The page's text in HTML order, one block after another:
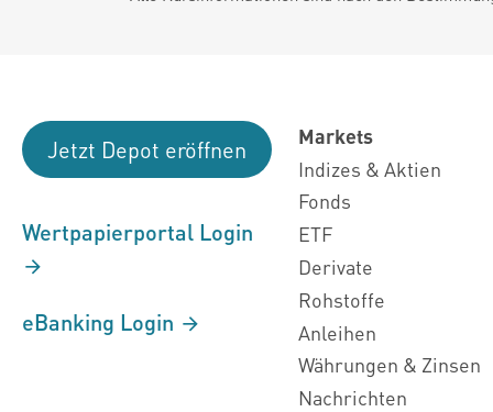
Jetzt Depot eröffnen
Wertpapierportal Login
eBanking Login
Markets
Indizes & Aktien
Fonds
ETF
Derivate
Rohstoffe
Anleihen
Währungen & Zinsen
Nachrichten